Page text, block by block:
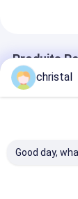
Produits
christal
Good day,